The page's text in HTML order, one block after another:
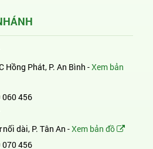
Hồng Phát, P. An Bình -Xem bản
060 456
dài, P. Tân An -Xem bản đồ
070 456